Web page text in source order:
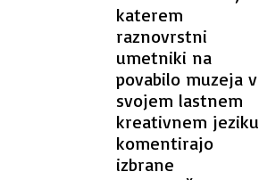
katerem
raznovrstni
umetniki na
povabilo muzeja v
svojem lastnem
kreativnem jeziku
komentirajo
izbrane